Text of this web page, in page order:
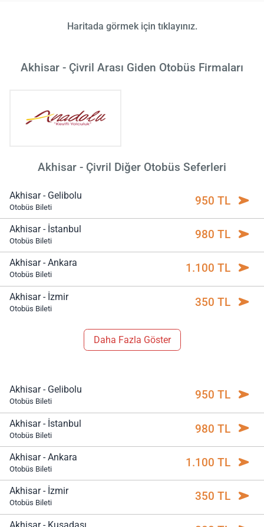
Haritada görmek için tıklayınız.
Akhisar - Çivril Arası Giden Otobüs Firmaları
Akhisar - Çivril Diğer Otobüs Seferleri
Akhisar - Gelibolu
Otobüs Bileti 950 TL
Akhisar - İstanbul
Otobüs Bileti 980 TL
Akhisar - Ankara
Otobüs Bileti 1.100 TL
Akhisar - İzmir
Otobüs Bileti 350 TL
Daha Fazla Göster
Akhisar - Gelibolu
Otobüs Bileti 950 TL
Akhisar - İstanbul
Otobüs Bileti 980 TL
Akhisar - Ankara
Otobüs Bileti 1.100 TL
Akhisar - İzmir
Otobüs Bileti 350 TL
Akhisar - Kuşadası